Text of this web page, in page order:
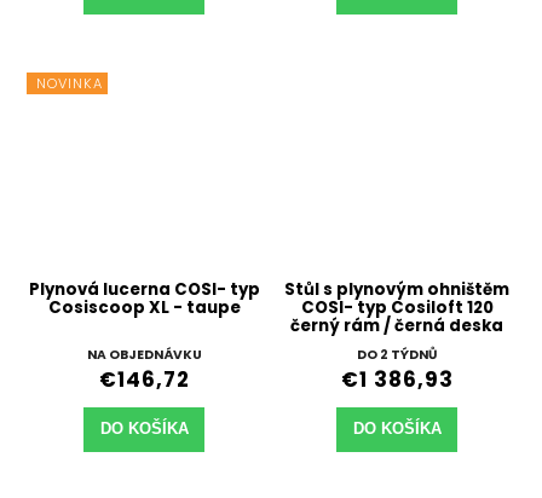
NOVINKA
Plynová lucerna COSI- typ
Cosiscoop XL - taupe
NA OBJEDNÁVKU
€146,72
DO KOŠÍKA
Stůl s plynovým ohništěm
COSI- typ Cosiloft 120
černý rám / černá deska
DO 2 TÝDNŮ
€1 386,93
DO KOŠÍKA